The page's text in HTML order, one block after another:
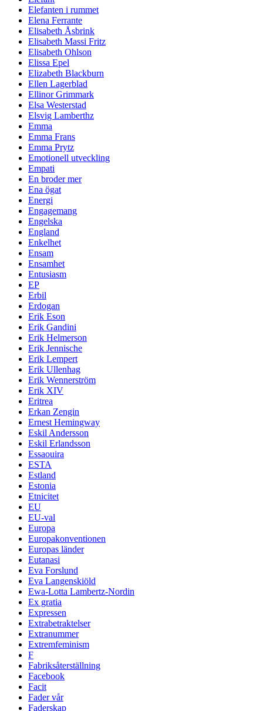
Elefanten i rummet
Elena Ferrante
Elisabeth Åsbrink
Elisabeth Massi Fritz
Elisabeth Ohlson
Elissa Epel
Elizabeth Blackburn
Ellen Lagerblad
Ellinor Grimmark
Elsa Westerstad
Elsvig Lamberthz
Emma
Emma Frans
Emma Prytz
Emotionell utveckling
Empati
En broder mer
Ena ögat
Energi
Engagemang
Engelska
England
Enkelhet
Ensam
Ensamhet
Entusiasm
EP
Erbil
Erdogan
Erik Eson
Erik Gandini
Erik Helmerson
Erik Jennische
Erik Lempert
Erik Ullenhag
Erik Wennerström
Erik XIV
Eritrea
Erkan Zengin
Ernest Hemingway
Eskil Andersson
Eskil Erlandsson
Essaouira
ESTA
Estland
Estonia
Etnicitet
EU
EU-val
Europa
Europakonventionen
Europas länder
Eutanasi
Eva Forslund
Eva Langenskiöld
Ewa-Lotta Lambertz-Nordin
Ex gratia
Expressen
Extrabetraktelser
Extranummer
Extremfeminism
F
Fabriksåterställning
Facebook
Facit
Fader vår
Faderskap